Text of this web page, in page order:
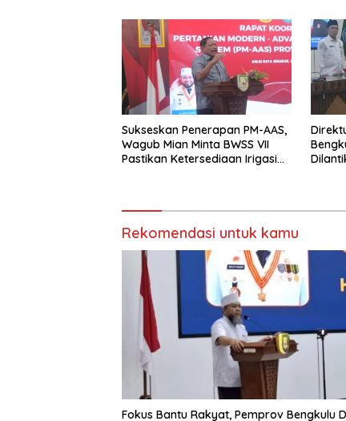
Sukseskan Penerapan PM-AAS,
Wagub Mian Minta BWSS VII
Pastikan Ketersediaan Irigasi
Rekomendasi untuk kamu
Fokus Bantu Rakyat, Pemprov Bengkulu